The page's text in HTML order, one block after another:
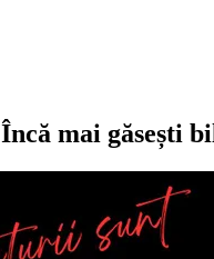
Încă mai găsești